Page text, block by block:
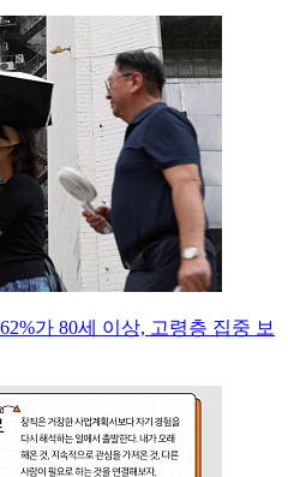
가 80세 이상, 고령층 집중 보